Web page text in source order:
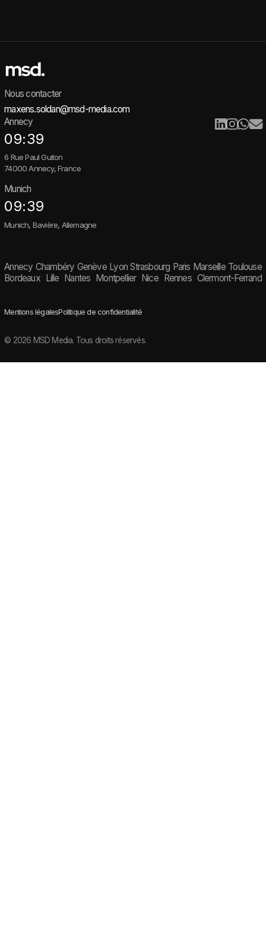
Nous contacter
maxens.soldan@msd-media.com
Annecy
09:39
6 Rue Paul Guiton
74000 Annecy, France
Munich
09:39
Munich, Bavière, Allemagne
Annecy Chambéry Genève Lyon Strasbourg Paris Marseille Toulouse
Bordeaux Lille Nantes Montpellier Nice Rennes Clermont-Ferrand
Mentions légalesPolitique de confidentialité
© 2026 MSD Media. Tous droits réservés.